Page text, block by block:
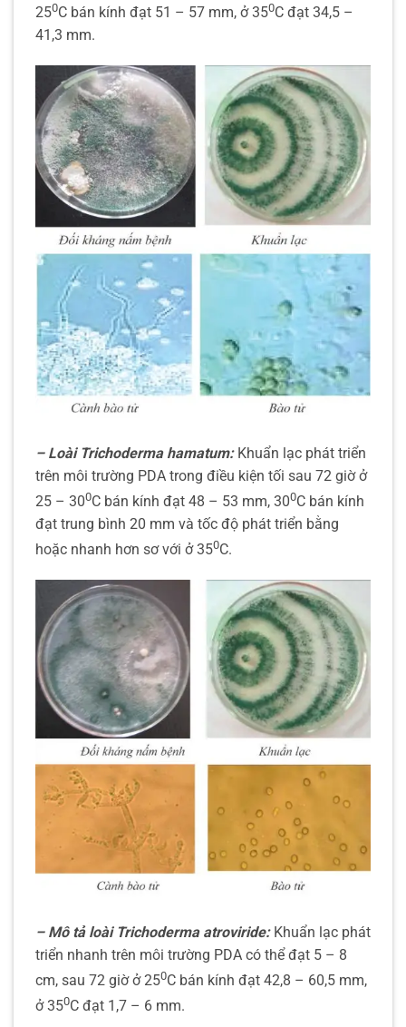
250C bán kính đạt 51 – 57 mm, ở 350C đạt 34,5 –
41,3 mm.
– Loài Trichoderma hamatum: Khuẩn lạc phát triển
trên môi trường PDA trong điều kiện tối sau 72 giờ ở
25 – 300C bán kính đạt 48 – 53 mm, 300C bán kính
đạt trung bình 20 mm và tốc độ phát triển bằng
hoặc nhanh hơn sơ với ở 350C.
– Mô tả loài Trichoderma atroviride:Khuẩn lạc phát
triển nhanh trên môi trường PDA có thể đạt 5 – 8
cm, sau 72 giờ ở 250C bán kính đạt 42,8 – 60,5 mm,
ở 350C đạt 1,7 – 6 mm.